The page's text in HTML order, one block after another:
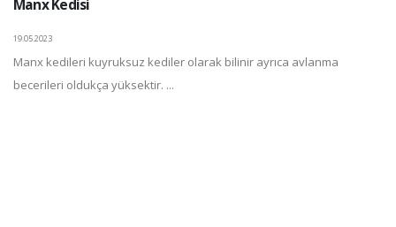
Manx Kedisi
19.05.2023
Manx kedileri kuyruksuz kediler olarak bilinir ayrıca avlanma
becerileri oldukça yüksektir. ...